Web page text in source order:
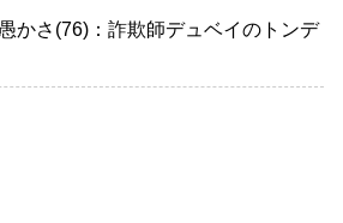
かさ(76)：詐欺師デュベイのトンデ